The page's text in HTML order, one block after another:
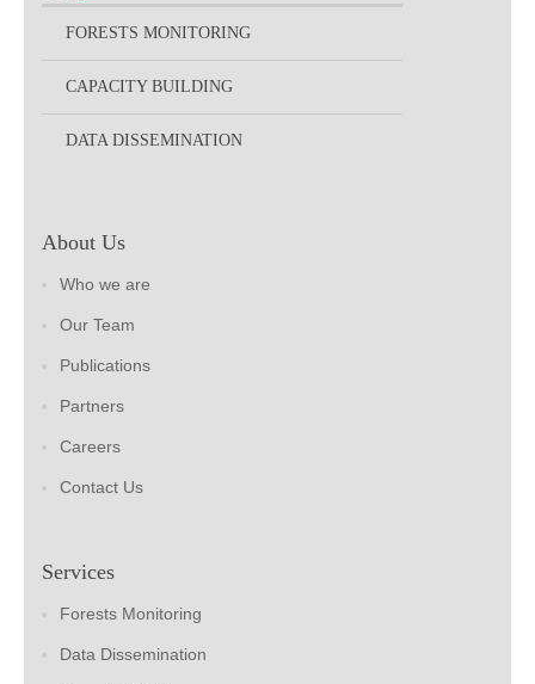
FORESTS MONITORING
CAPACITY BUILDING
DATA DISSEMINATION
About Us
Who we are
Our Team
Publications
Partners
Careers
Contact Us
Services
Forests Monitoring
Data Dissemination